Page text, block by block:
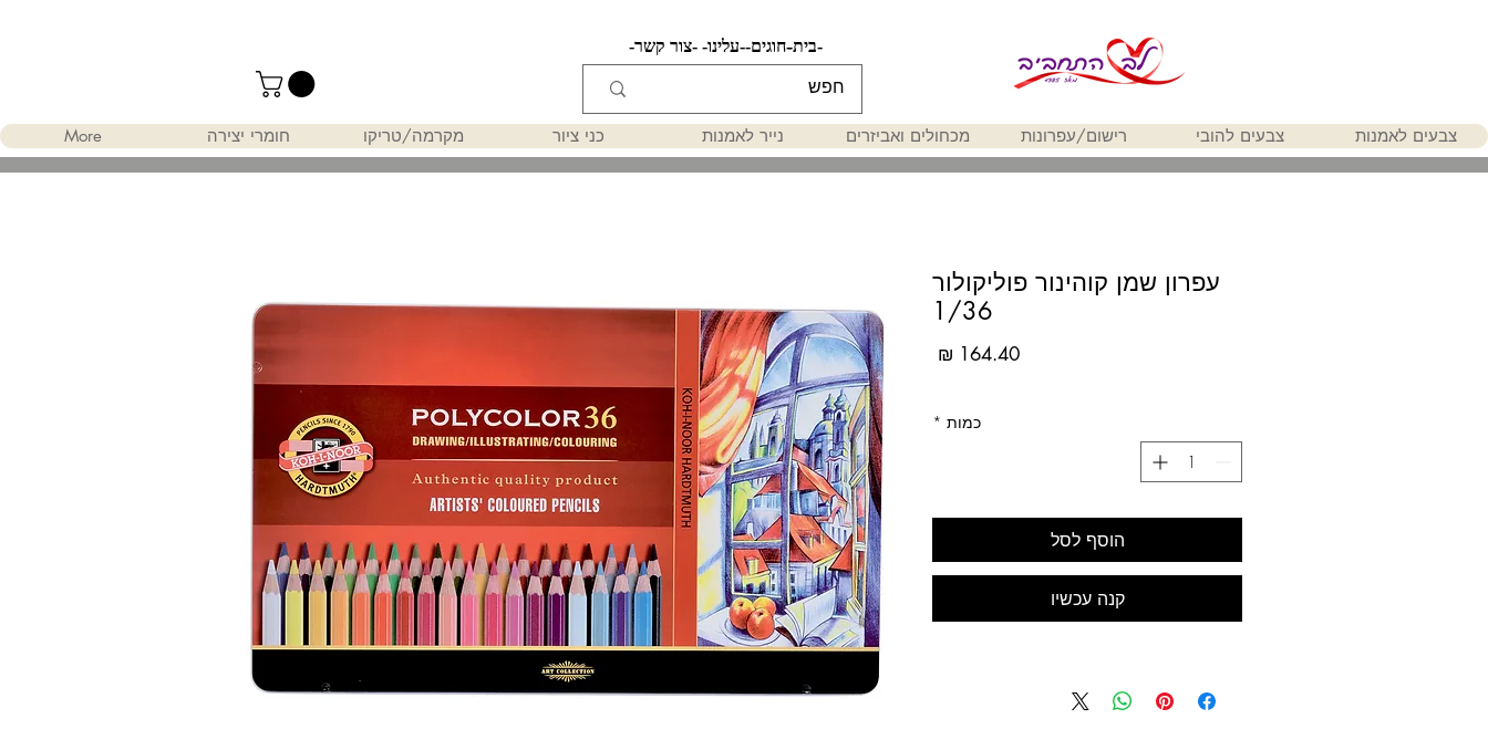
-צור קשר- -עלינו- -חוגים- -בית-
צבעים לאמנות צבעים להובי רישום/עפרונות מכחולים ואביזרים נייר לאמנות כני ציור מקרמה/טריקו חומרי יצירה More
עפרון שמן קוהינור פוליקולור
1/36
כמות *
הוסף לסל
קנה עכשיו